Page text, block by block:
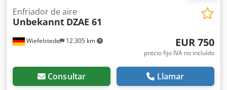
Wiefelstede 12.305 km
Enfriador de aire
Unbekannt DZAE 61
EUR 750
precio fijo IVA no incluído
Consultar Llamar